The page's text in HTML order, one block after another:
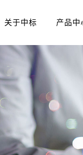
关于中标 产品中